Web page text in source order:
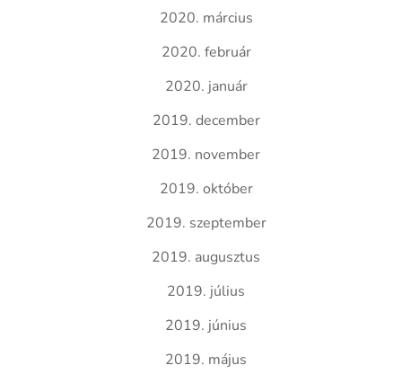
2020. március
2020. február
2020. január
2019. december
2019. november
2019. október
2019. szeptember
2019. augusztus
2019. július
2019. június
2019. május